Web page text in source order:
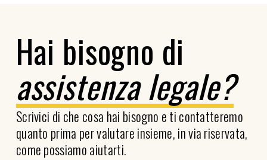
Hai bisogno di
assistenza legale?
Scrivici di che cosa hai bisogno e ti contatteremo
quanto prima per valutare insieme, in via riservata,
come possiamo aiutarti.